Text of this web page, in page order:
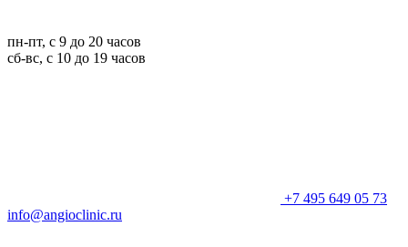
пн-пт, с 9 до 20 часов
сб-вс, с 10 до 19 часов
+7 495 649 05 73
info@angioclinic.ru